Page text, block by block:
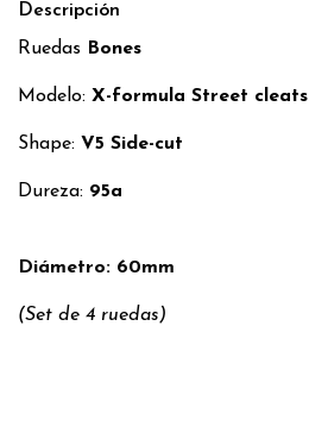
Descripción
Ruedas
Bones
Modelo: X-formula Street cleats
Shape: V5 Side-cut
Dureza: 95a
Diámetro: 60mm
(Set de 4 ruedas)